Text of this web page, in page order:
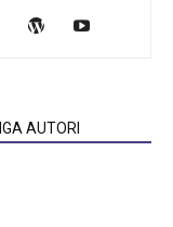
AUTORI